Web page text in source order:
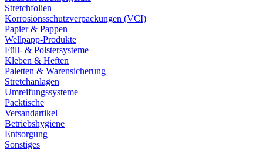
Stretchfolien
Korrosionsschutzverpackungen (VCI)
Papier & Pappen
Wellpapp-Produkte
Füll- & Polstersysteme
Kleben & Heften
Paletten & Warensicherung
Stretchanlagen
Umreifungssysteme
Packtische
Versandartikel
Betriebshygiene
Entsorgung
Sonstiges